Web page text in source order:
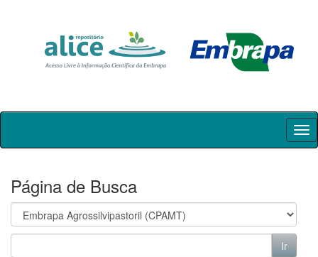
Skip
Página de Busca